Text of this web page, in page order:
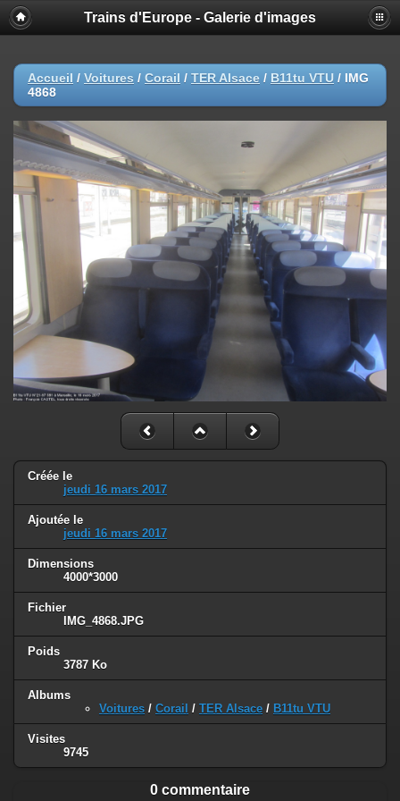
Trains d'Europe - Galerie d'images
Accueil / Voitures / Corail / TER Alsace / B11tu VTU / IMG
4868
Créée le
jeudi 16 mars 2017
Ajoutée le
jeudi 16 mars 2017
Dimensions
4000*3000
Fichier
IMG_4868.JPG
Poids
3787 Ko
Albums
Voitures / Corail / TER Alsace / B11tu VTU
Visites
9745
0 commentaire